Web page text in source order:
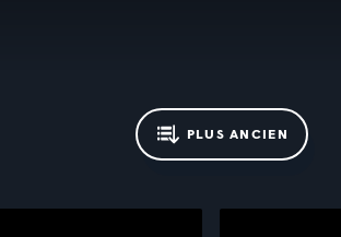
PLUS ANCIEN